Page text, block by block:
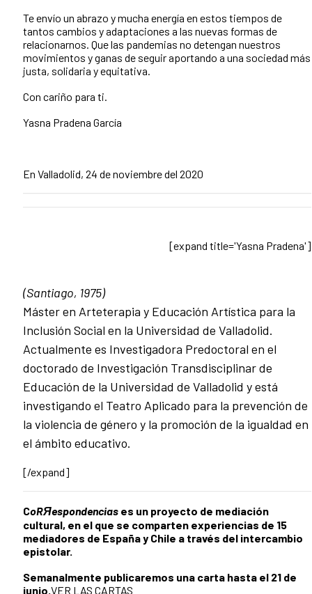
Te envío un abrazo y mucha energía en estos tiempos de
tantos cambios y adaptaciones a las nuevas formas de
relacionarnos. Que las pandemias no detengan nuestros
movimientos y ganas de seguir aportando a una sociedad más
justa, solidaria y equitativa.
Con cariño para ti.
Yasna Pradena García
En Valladolid, 24 de noviembre del 2020
[expand title='Yasna Pradena']
(Santiago, 1975)
Máster en Arteterapia y Educación Artística para la
Inclusión Social en la Universidad de Valladolid.
Actualmente es Investigadora Predoctoral en el
doctorado de Investigación Transdisciplinar de
Educación de la Universidad de Valladolid y está
investigando el Teatro Aplicado para la prevención de
la violencia de género y la promoción de la igualdad en
el ámbito educativo.
[/expand]
CoRЯespondencias es un proyecto de mediación
cultural, en el que se comparten experiencias de 15
mediadores de España y Chile a través del intercambio
epistolar.
Semanalmente publicaremos una carta hasta el 21 de
junio.VER LAS CARTAS